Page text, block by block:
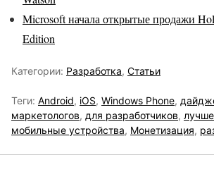
Microsoft начала открытые продажи
Edition
Категории: Разработка, Статьи
Теги: Android, iOS, Windows Phone,
маркетологов, для разработчиков,
мобильные устройства, Монетизация,